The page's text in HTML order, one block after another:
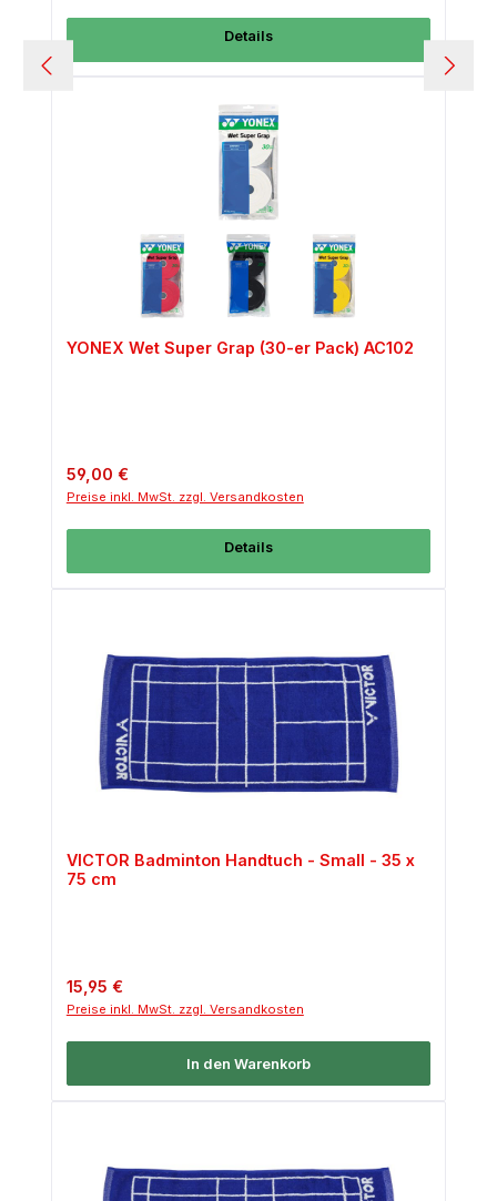
Details
YONEX Wet Super Grap (30-er Pack) AC102
Regulärer Preis:
59,00 €
Preise inkl. MwSt. zzgl. Versandkosten
Details
VICTOR Badminton Handtuch - Small - 35 x
75 cm
Regulärer Preis:
15,95 €
Preise inkl. MwSt. zzgl. Versandkosten
In den Warenkorb